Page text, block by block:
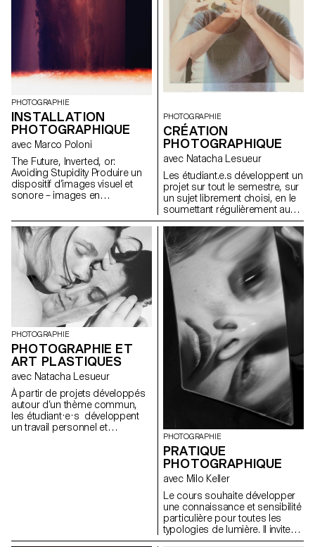
des risques, de pousser plus
loin une démarche,
d’expérimenter.
exposition - nous considérons
le livre comme étant le média
parfaitement adapté aux
photographes prochainement
diplômés.
PHOTOGRAPHIE
INSTALLATION
PHOTOGRAPHIQUE
avec Marco Poloni
The Future, Inverted, or:
Avoiding Stupidity Produire un
dispositif d’images visuel et
sonore – images en
articule un futur et votre modèle
pour le penser. Ce futur peut
être possible, probable ou
préféré, d’ordre personnel ou
social.
PHOTOGRAPHIE
CRÉATION
PHOTOGRAPHIQUE
avec Natacha Lesueur
Les étudiant.e.s développent un
projet sur tout le semestre, sur
un sujet librement choisi, en le
soumettant régulièrement au
regard critique et au conseil de
la professeure. Argumentation
et analyse sont stimulées. Il
s’agit de s’interroger sur les
enjeux de la photographie
d’auteur.ice et de développer
une expression personnelle,
qui puisse potentiellement
amorcer le travail de diplôme
des étudiant.e.s. Une attention
particulière es apportée à
l’argumentation du travail, aux
différents stades de son
élaboration.
PHOTOGRAPHIE
PHOTOGRAPHIE ET
ART PLASTIQUES
avec Natacha Lesueur
À partir de projets développés
autour d’un thème commun,
les étudiant·e·s développent
un travail personnel et
expériences menées par les
PHOTOGRAPHIE
PRATIQUE
PHOTOGRAPHIQUE
avec Milo Keller
Le cours souhaite développer
une connaissance et sensibilité
particulière pour toutes les
typologies de lumière. Il invite
les étudiants à la création libre,